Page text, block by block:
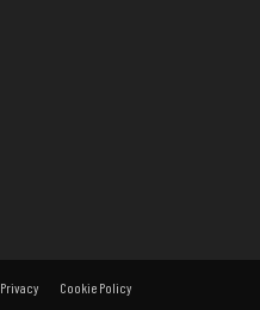
Privacy Cookie Policy